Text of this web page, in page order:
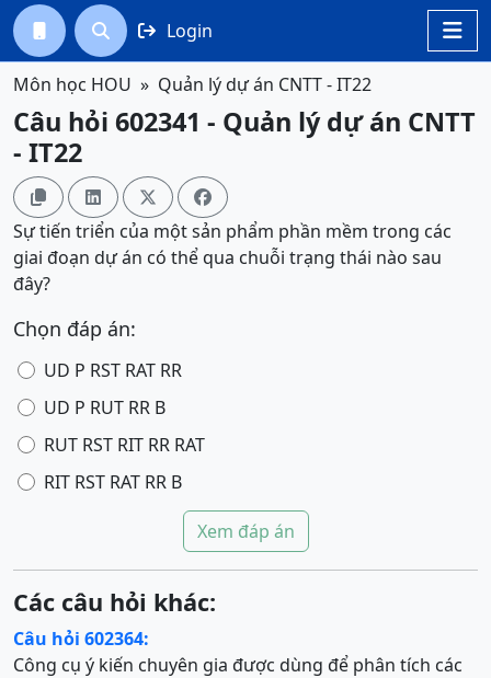

  Login
Môn học HOU Quản lý dự án CNTT - IT22
Câu hỏi 602341 - Quản lý dự án CNTT
- IT22
   
Sự tiến triển của một sản phẩm phần mềm trong các
giai đoạn dự án có thể qua chuỗi trạng thái nào sau
đây?
Chọn đáp án:
UD P RST RAT RR
UD P RUT RR B
RUT RST RIT RR RAT
RIT RST RAT RR B
Xem đáp án
Các câu hỏi khác:
Câu hỏi 602364:
Công cụ ý kiến chuyên gia được dùng để phân tích các